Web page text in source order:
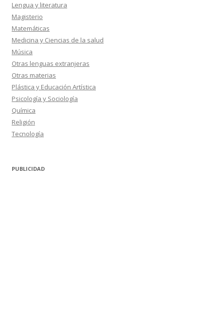
Lengua y literatura
Magisterio
Matemáticas
Medicina y Ciencias de la salud
Música
Otras lenguas extranjeras
Otras materias
Plástica y Educación Artística
Psicología y Sociología
Química
Religión
Tecnología
PUBLICIDAD